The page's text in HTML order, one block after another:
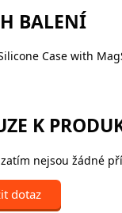
BALENÍ
Case with
K
nejsou žádné
dotaz